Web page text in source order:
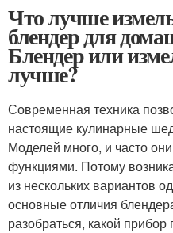
Что лучше
блендер для
Блендер или
лучше?
Современная техника
настоящие кулинарные
Моделей много, и часто
функциями. Потому
из нескольких вариантов
основные отличия
разобраться, какой